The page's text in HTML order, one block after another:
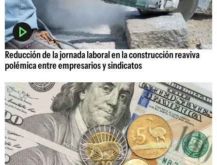
Reducción de la jornada laboral en la construcción reaviva
polémica entre empresarios y sindicatos